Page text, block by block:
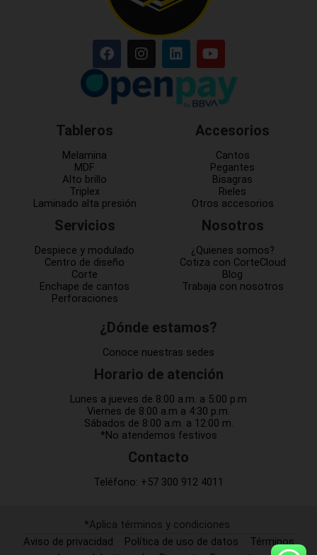
Tableros
Melamina
MDF
Alto brillo
Triplex
Laminado alta presión
Servicios
Despiece y modulado
Centro de diseño
Corte
Enchape de cantos
Perforaciones
Accesorios
Cantos
Pegantes
Bisagras
Rieles
Otros accesorios
Nosotros
¿Quienes somos?
Cotiza con CorteCloud
Blog
Trabaja con nosotros
¿Dónde estamos?
Conoce nuestras sedes
Horario de atención
Lunes a jueves de 8:00 a.m. a 5:00 p.m
Viernes de 8:00 a.m a 4:30 p.m.
Sábados de 8:00 a.m. a 12:00 m.
*No atendemos festivos
Contacto
Teléfono: +57 300 912 4011
*Aplica términos y condiciones
Aviso de privacidad
Política de uso de datos Términos